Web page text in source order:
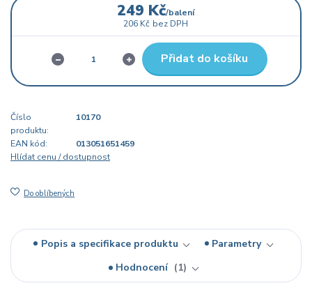
249 Kč/balení
206 Kč bez DPH
Přidat do košíku
Číslo
produktu:
10170
EAN kód:
013051651459
Hlídat cenu / dostupnost
Do oblíbených
Popis a specifikace produktu
Parametry
Hodnocení
1